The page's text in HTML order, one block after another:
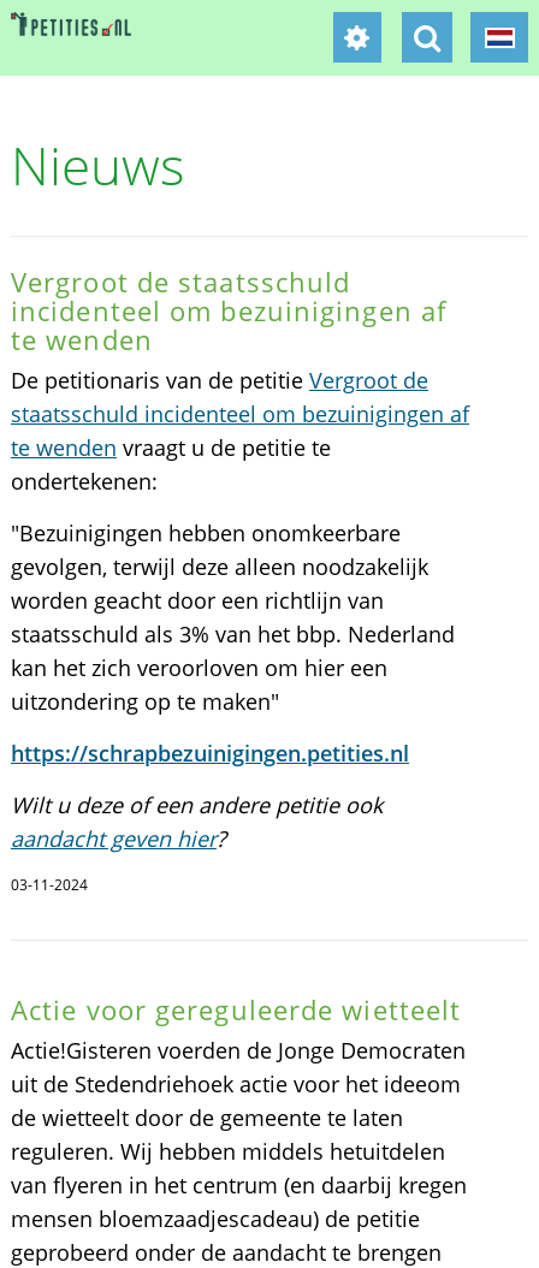
Nieuws
Vergroot de staatsschuld
incidenteel om bezuinigingen af
te wenden
De petitionaris van de petitie Vergroot de
staatsschuld incidenteel om bezuinigingen af
te wenden vraagt u de petitie te
ondertekenen:
"Bezuinigingen hebben onomkeerbare
gevolgen, terwijl deze alleen noodzakelijk
worden geacht door een richtlijn van
staatsschuld als 3% van het bbp. Nederland
kan het zich veroorloven om hier een
uitzondering op te maken"
https://schrapbezuinigingen.petities.nl
Wilt u deze of een andere petitie ook
aandacht geven hier?
03-11-2024
Actie voor gereguleerde wietteelt
Actie!Gisteren voerden de Jonge Democraten
uit de Stedendriehoek actie voor het ideeom
de wietteelt door de gemeente te laten
reguleren. Wij hebben middels hetuitdelen
van flyeren in het centrum (en daarbij kregen
mensen bloemzaadjescadeau) de petitie
geprobeerd onder de aandacht te brengen